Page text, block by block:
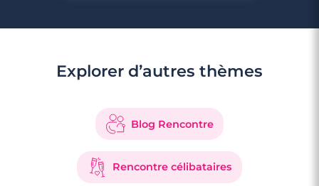
Explorer d’autres thèmes
Blog Rencontre
Rencontre célibataires